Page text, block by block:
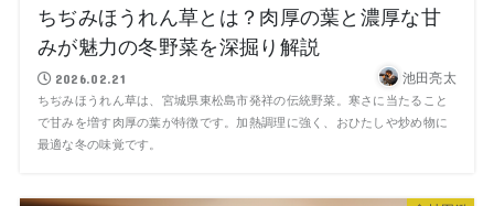
ちぢみほうれん草とは？肉厚の葉と濃厚な甘
みが魅力の冬野菜を深掘り解説
2026.02.21 池田亮太
ちぢみほうれん草は、宮城県東松島市発祥の伝統野菜。寒さに当たること
で甘みを増す肉厚の葉が特徴です。加熱調理に強く、おひたしや炒め物に
最適な冬の味覚です。